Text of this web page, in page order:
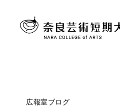
広報室ブログ